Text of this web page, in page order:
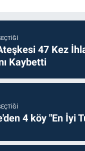
47 Kez
Kaybetti
4 köy "En İyi